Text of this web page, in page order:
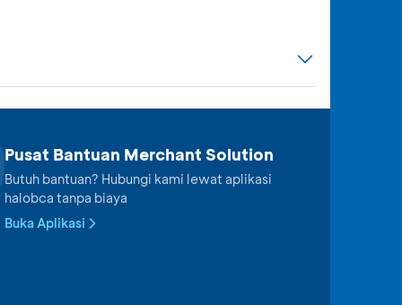
Pusat Bantuan Merchant Solution
Butuh bantuan? Hubungi kami lewat aplikasi
halobca tanpa biaya
Buka Aplikasi